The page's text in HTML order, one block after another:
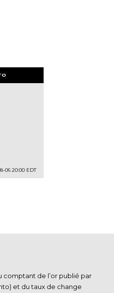
06 20:00 EDT
comptant de l’or publié par
et du taux de change